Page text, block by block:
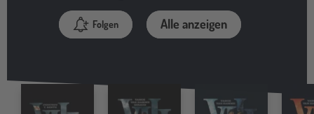
Folgen Alle anzeigen